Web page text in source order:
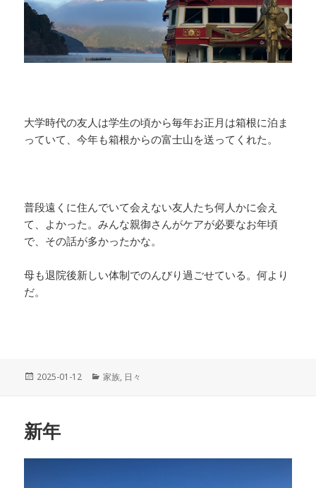
大学時代の友人は学生の頃から毎年お正月は箱根に泊ま
っていて、今年も箱根からの富士山を送ってくれた。
普段遠くに住んでいて会えない友人たち何人かに会え
て、よかった。みんな親御さんがケアが必要なお年頃
で、その話が多かったかな。
母も退院後新しい体制でのんびり過ごせている。何より
だ。
投
2025-01-12
カ
家族, 日々
新年